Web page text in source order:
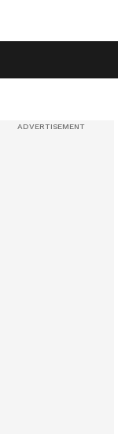
Yoga 2026